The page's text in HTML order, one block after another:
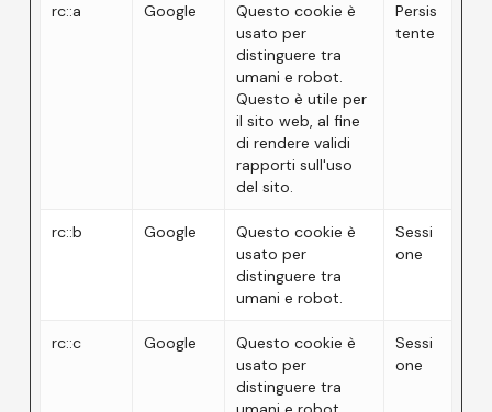
rc::a Google
Questo cookie è
usato per
distinguere tra
umani e robot.
Questo è utile per
il sito web, al fine
di rendere validi
rapporti sull'uso
del sito.
Persis
tente
rc::b Google
Questo cookie è
usato per
distinguere tra
umani e robot.
Sessi
one
rc::c Google
Questo cookie è
usato per
distinguere tra
Sessi
one